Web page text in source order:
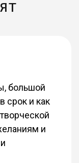
большой
срок и как
и